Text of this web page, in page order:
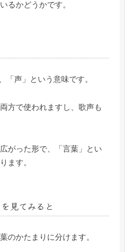
るかどうかです。
「声」という意味です。
方で使われますし、歌声も
がった形で、「言葉」とい
ます。
見てみると
のかたまりに分けます。